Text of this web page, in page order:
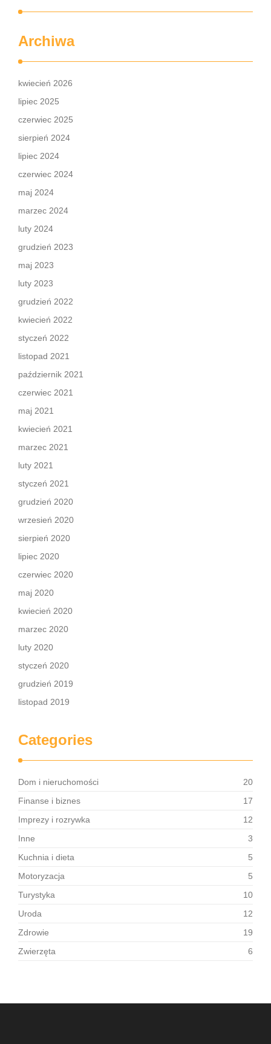
Archiwa
kwiecień 2026
lipiec 2025
czerwiec 2025
sierpień 2024
lipiec 2024
czerwiec 2024
maj 2024
marzec 2024
luty 2024
grudzień 2023
maj 2023
luty 2023
grudzień 2022
kwiecień 2022
styczeń 2022
listopad 2021
październik 2021
czerwiec 2021
maj 2021
kwiecień 2021
marzec 2021
luty 2021
styczeń 2021
grudzień 2020
wrzesień 2020
sierpień 2020
lipiec 2020
czerwiec 2020
maj 2020
kwiecień 2020
marzec 2020
luty 2020
styczeń 2020
grudzień 2019
listopad 2019
Categories
Dom i nieruchomości
20
Finanse i biznes
17
Imprezy i rozrywka
12
Inne
3
Kuchnia i dieta
5
Motoryzacja
5
Turystyka
10
Uroda
12
Zdrowie
19
Zwierzęta
6